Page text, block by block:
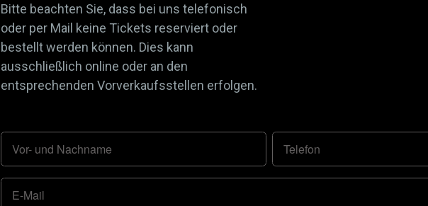
Bitte beachten Sie, dass bei uns telefonisch
oder per Mail keine Tickets reserviert oder
bestellt werden können. Dies kann
ausschließlich online oder an den
entsprechenden Vorverkaufsstellen erfolgen.
Vor- und Nachname Telefon
E-Mail